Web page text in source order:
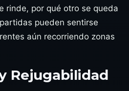
rinde, por qué otro se queda
pueden sentirse
aún recorriendo zonas
Rejugabilidad